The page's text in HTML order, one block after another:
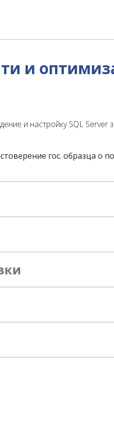
и
и настройку SQL Server
гос. образца о